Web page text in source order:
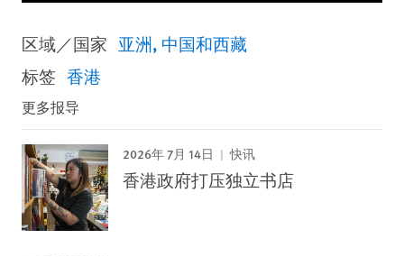
区域／国家 亚洲 中国和西藏
标签 香港
更多报导
2026年 7月 14日 快讯
香港政府打压独立书店